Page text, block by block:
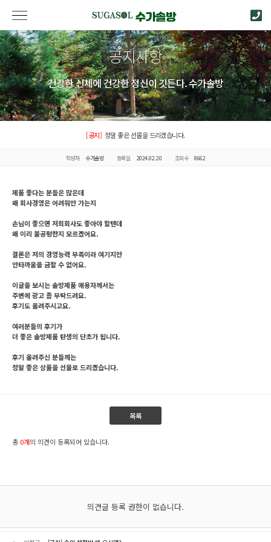
공지사항
건강한 신체에 건강한 정신이 깃든다. 수가솔방
[공지] 정말 좋은 선물을 드리겠습니다.
작성자 수가솔방 등록일 2024.02.20 조회수 8662
제품 좋다는 분들은 많은데
왜 회사경영은 어려워만 가는지
손님이 좋으면 저희회사도 좋아야 할텐데
왜 이리 불공평한지 모르겠어요.
결론은 저의 경영능력 부족이라 여기지만
안타까움을 금할 수 없어요.
이글을 보시는 솔방제품 애용자께서는
주변에 광고 좀 부탁드려요.
후기도 올려주시고요.
여러분들의 후기가
더 좋은 솔방제품 탄생의 단초가 됩니다.
후기 올려주신 분들께는
정말 좋은 상품을 선물로 드리겠습니다.
목록
총 0개의 의견이 등록되어 있습니다.
의견글 등록 권한이 없습니다.